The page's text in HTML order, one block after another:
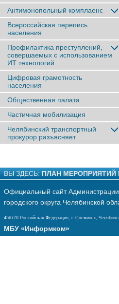
Антимонопольный комплаенс
Всероссийская перепись
населения
Профилактика преступлений,
совершаемых с использованием
ИТ технологий
Цифровая грамотность
населения
Общественная палата
Частичная мобилизация
Челябинский транспортный
прокурор разъясняет
ВЫ ЗДЕСЬ: ПЛАН МЕРОПРИЯТИЙ
Официальный сайт
городского округа Челябинской
456770 Российская Федерация, г. Снежинск,
МБУ «Информком»